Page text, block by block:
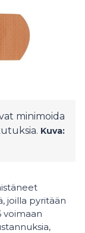
minimoida
Kuva:
joilla pyritään
voimaan